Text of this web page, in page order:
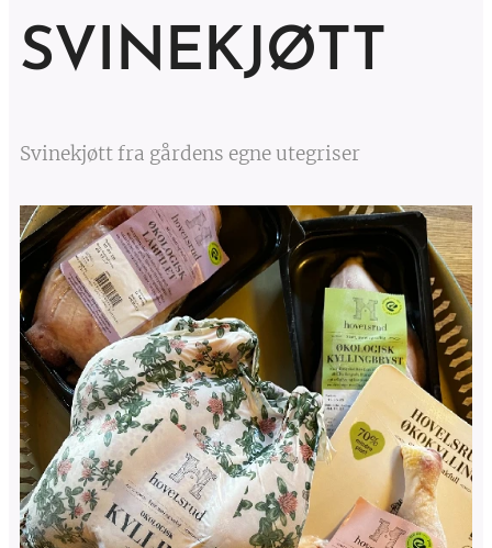
SVINEKJØTT
Svinekjøtt fra gårdens egne utegriser